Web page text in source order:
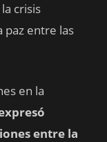
crisis
paz entre las
en la
entre la